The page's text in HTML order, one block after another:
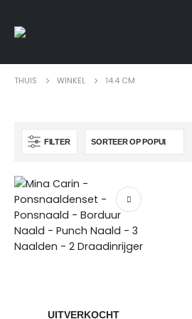
THUIS WINKEL 14.4 CM
FILTER
UITVERKOCHT